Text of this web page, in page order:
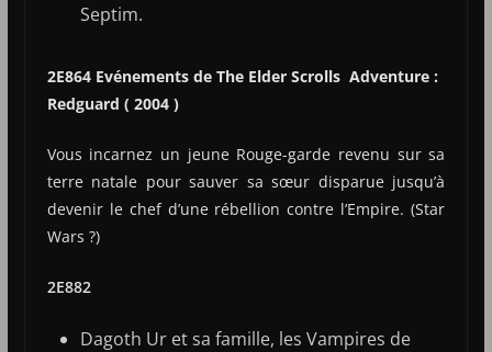
Septim.
2E864 Evénements de The Elder Scrolls Adventure :
Redguard ( 2004 )
Vous incarnez un jeune Rouge-garde revenu sur sa
terre natale pour sauver sa sœur disparue jusqu’à
devenir le chef d’une rébellion contre l’Empire. (Star
Wars ?)
2E882
Dagoth Ur et sa famille, les Vampires de